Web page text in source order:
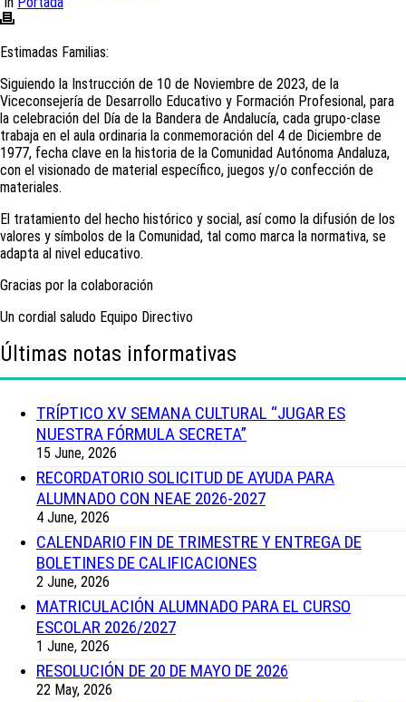
Estimadas Familias:
Siguiendo la Instrucción de 10 de Noviembre de 2023, de la
Viceconsejería de Desarrollo Educativo y Formación Profesional, para
la celebración del Día de la Bandera de Andalucía, cada grupo-clase
trabaja en el aula ordinaria la conmemoración del 4 de Diciembre de
1977, fecha clave en la historia de la Comunidad Autónoma Andaluza,
con el visionado de material específico, juegos y/o confección de
materiales.
El tratamiento del hecho histórico y social, así como la difusión de los
valores y símbolos de la Comunidad, tal como marca la normativa, se
adapta al nivel educativo.
Gracias por la colaboración
Un cordial saludo Equipo Directivo
Últimas notas informativas
TRÍPTICO XV SEMANA CULTURAL “JUGAR ES
NUESTRA FÓRMULA SECRETA”
15 June, 2026
RECORDATORIO SOLICITUD DE AYUDA PARA
ALUMNADO CON NEAE 2026-2027
4 June, 2026
CALENDARIO FIN DE TRIMESTRE Y ENTREGA DE
BOLETINES DE CALIFICACIONES
2 June, 2026
MATRICULACIÓN ALUMNADO PARA EL CURSO
ESCOLAR 2026/2027
1 June, 2026
RESOLUCIÓN DE 20 DE MAYO DE 2026
22 May, 2026